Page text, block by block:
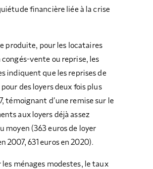
financière liée à la crise
produite, pour les locataires
vente ou reprise, les
indiquent que les reprises de
des loyers deux fois plus
témoignant d’une remise sur le
aux loyers déjà assez
moyen (363 euros de loyer
2007, 631 euros en 2020).
les ménages modestes, le taux